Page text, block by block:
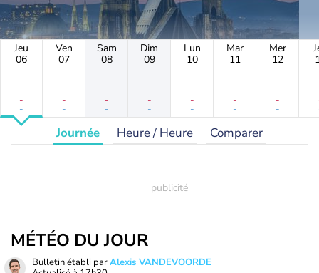
Jeu
06
-
-
Ven
07
-
-
Sam
08
-
-
Dim
09
-
-
Lun
10
-
-
Mar
11
-
-
Mer
12
-
-
Journée Heure / Heure Comparer
MÉTÉO DU JOUR
Bulletin établi parAlexis VANDEVOORDE